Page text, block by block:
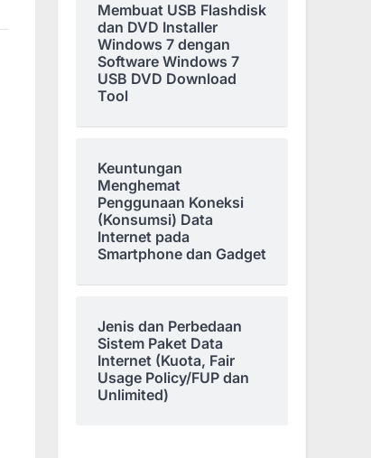
Membuat USB Flashdisk
dan DVD Installer
Windows 7 dengan
Software Windows 7
USB DVD Download
Tool
Keuntungan
Menghemat
Penggunaan Koneksi
(Konsumsi) Data
Internet pada
Smartphone dan Gadget
Jenis dan Perbedaan
Sistem Paket Data
Internet (Kuota, Fair
Usage Policy/FUP dan
Unlimited)